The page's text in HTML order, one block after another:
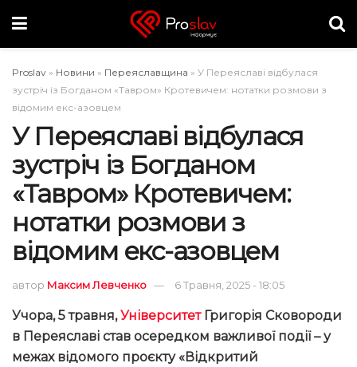
Proslav » Новини » Переяславщина » У Переяславі відбулася
зустріч із Богданом «Тавром» Кротевичем: нотатки розмови з
відомим екс-азовцем
У Переяславі відбулася
зустріч із Богданом
«Тавром» Кротевичем:
нотатки розмови з
відомим екс-азовцем
автор Максим Левченко 6 Травня, 2025 - 18:05
Учора, 5 травня,УніверситетГригорія Сковороди
в Переяславі став осередком важливої події – у
межах відомого проєкту «Відкритий